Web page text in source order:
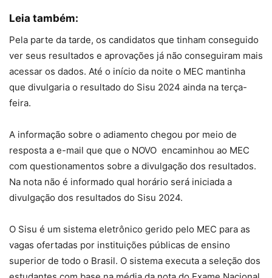
Leia também:
Pela parte da tarde, os candidatos que tinham conseguido
ver seus resultados e aprovações já não conseguiram mais
acessar os dados. Até o início da noite o MEC mantinha
que divulgaria o resultado do Sisu 2024 ainda na terça-
feira.
A informação sobre o adiamento chegou por meio de
resposta a e-mail que que o NOVO encaminhou ao MEC
com questionamentos sobre a divulgação dos resultados.
Na nota não é informado qual horário será iniciada a
divulgação dos resultados do Sisu 2024.
O Sisu é um sistema eletrônico gerido pelo MEC para as
vagas ofertadas por instituições públicas de ensino
superior de todo o Brasil. O sistema executa a seleção dos